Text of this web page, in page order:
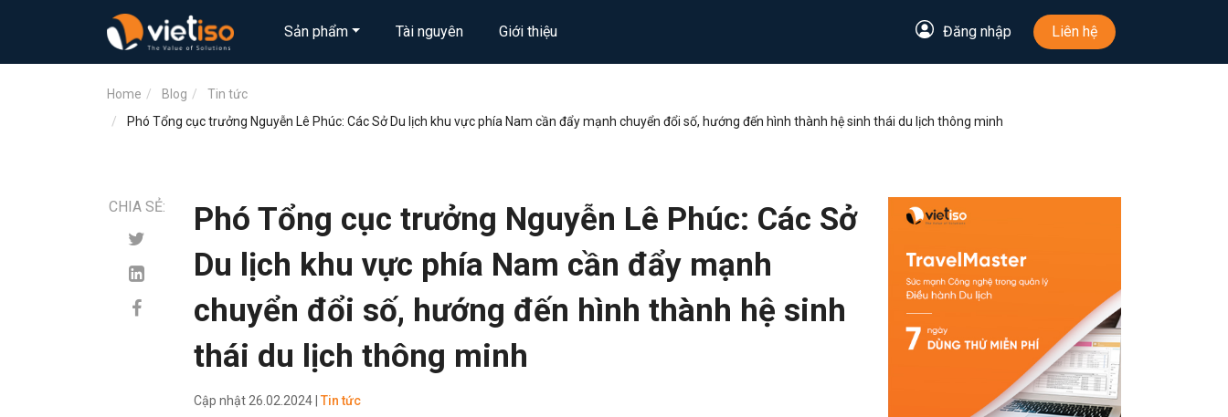
Sản phẩm Tài nguyên Giới thiệu Đăng nhập Liên hệ
Home Blog
Tin tức
Phó Tổng cục trưởng Nguyễn Lê Phúc: Các Sở Du lịch khu vực phía Nam cần đẩy mạnh chuyển đổi số, hướng đến hình thành hệ sinh thái du lịch thông minh
CHIA SẺ:
Phó Tổng cục trưởng Nguyễn Lê Phúc: Các Sở
Du lịch khu vực phía Nam cần đẩy mạnh
chuyển đổi số, hướng đến hình thành hệ sinh
thái du lịch thông minh
Cập nhật 26.02.2024 | Tin tức